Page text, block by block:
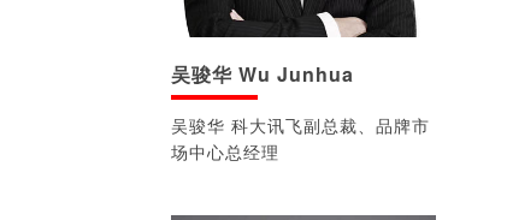
吴骏华 Wu Junhua
吴骏华 科大讯飞副总裁、品牌市
场中心总经理